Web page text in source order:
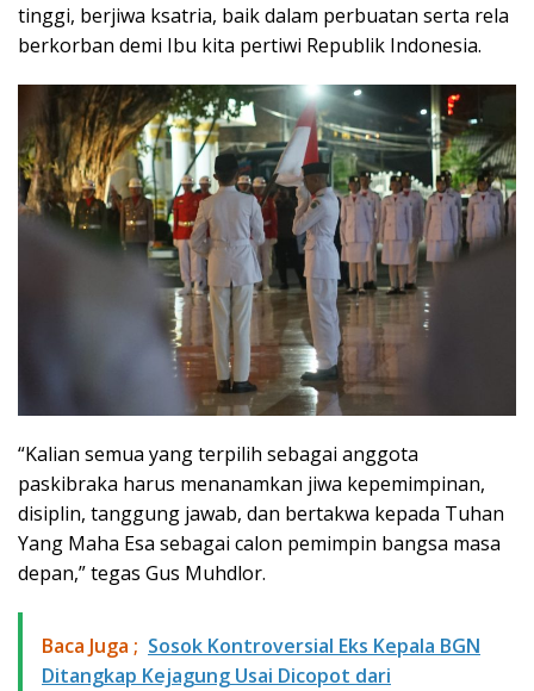
tinggi, berjiwa ksatria, baik dalam perbuatan serta rela
berkorban demi Ibu kita pertiwi Republik Indonesia.
“Kalian semua yang terpilih sebagai anggota
paskibraka harus menanamkan jiwa kepemimpinan,
disiplin, tanggung jawab, dan bertakwa kepada Tuhan
Yang Maha Esa sebagai calon pemimpin bangsa masa
depan,” tegas Gus Muhdlor.
Baca Juga ; Sosok Kontroversial Eks Kepala BGN
Ditangkap Kejagung Usai Dicopot dari